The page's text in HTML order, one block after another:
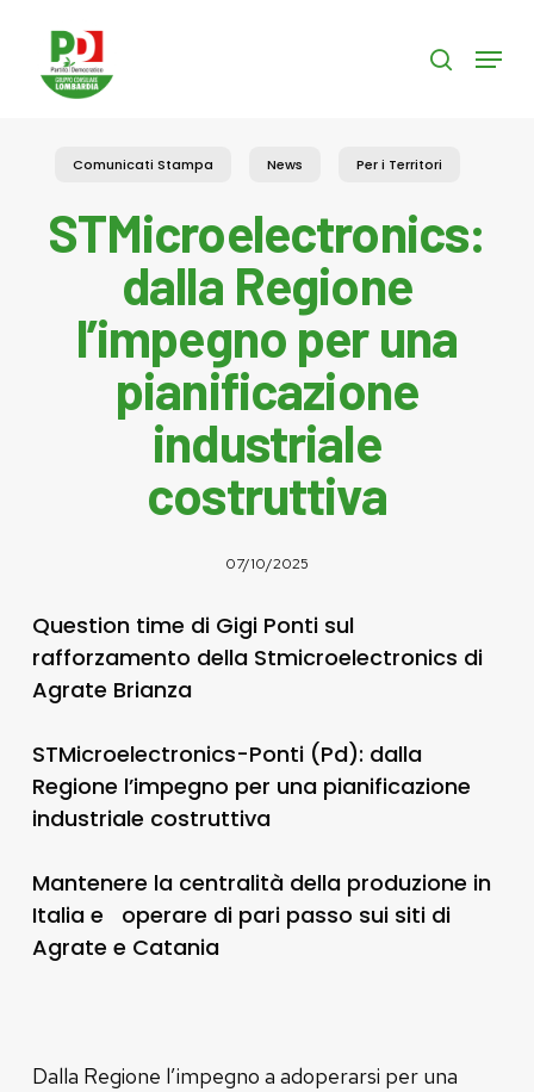
content
search
Menu
Comunicati Stampa News Per i Territori
STMicroelectronics:
dalla Regione
l’impegno per una
pianificazione
industriale
costruttiva
07/10/2025
Question time di Gigi Ponti sul
rafforzamento della Stmicroelectronics di
Agrate Brianza
STMicroelectronics-Ponti (Pd): dalla
Regione l’impegno per una pianificazione
industriale costruttiva
Mantenere la centralità della produzione in
Italia e operare di pari passo sui siti di
Agrate e Catania
Dalla Regione l’impegno a adoperarsi per una